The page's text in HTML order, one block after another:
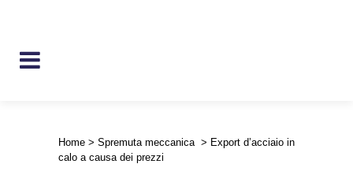
Home > Spremuta meccanica > Export d’acciaio in
calo a causa dei prezzi